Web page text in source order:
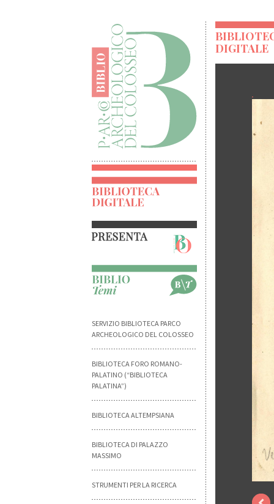
SERVIZIO BIBLIOTECA PARCO
ARCHEOLOGICO DEL COLOSSEO
BIBLIOTECA FORO ROMANO-
PALATINO (“BIBLIOTECA
PALATINA”)
BIBLIOTECA ALTEMPSIANA
BIBLIOTECA DI PALAZZO
MASSIMO
STRUMENTI PER LA RICERCA
DIGITALE